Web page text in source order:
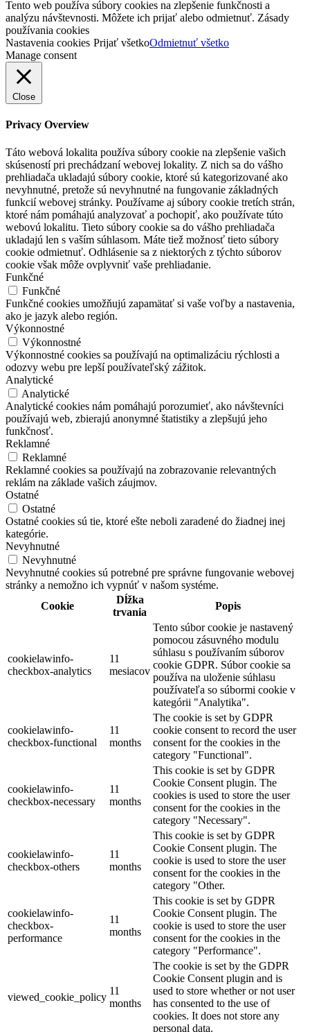
Tento web používa súbory cookies na zlepšenie funkčnosti a
analýzu návštevnosti. Môžete ich prijať alebo odmietnuť. Zásady
používania cookies
Nastavenia cookies Prijať všetkoOdmietnuť všetko
Manage consent
Close
Privacy Overview
Táto webová lokalita používa súbory cookie na zlepšenie vašich
skúseností pri prechádzaní webovej lokality. Z nich sa do vášho
prehliadača ukladajú súbory cookie, ktoré sú kategorizované ako
nevyhnutné, pretože sú nevyhnutné na fungovanie základných
funkcií webovej stránky. Používame aj súbory cookie tretích strán,
ktoré nám pomáhajú analyzovať a pochopiť, ako používate túto
webovú lokalitu. Tieto súbory cookie sa do vášho prehliadača
ukladajú len s vaším súhlasom. Máte tiež možnosť tieto súbory
cookie odmietnuť. Odhlásenie sa z niektorých z týchto súborov
cookie však môže ovplyvniť vaše prehliadanie.
Funkčné
Funkčné
Funkčné cookies umožňujú zapamätať si vaše voľby a nastavenia,
ako je jazyk alebo región.
Výkonnostné
Výkonnostné
Výkonnostné cookies sa používajú na optimalizáciu rýchlosti a
odozvy webu pre lepší používateľský zážitok.
Analytické
Analytické
Analytické cookies nám pomáhajú porozumieť, ako návštevníci
používajú web, zbierajú anonymné štatistiky a zlepšujú jeho
funkčnosť.
Reklamné
Reklamné
Reklamné cookies sa používajú na zobrazovanie relevantných
reklám na základe vašich záujmov.
Ostatné
Ostatné
Ostatné cookies sú tie, ktoré ešte neboli zaradené do žiadnej inej
kategórie.
Nevyhnutné
Nevyhnutné
Nevyhnutné cookies sú potrebné pre správne fungovanie webovej
stránky a nemožno ich vypnúť v našom systéme.
Cookie
Dĺžka
trvania
Popis
cookielawinfo-
checkbox-analytics
11
mesiacov
Tento súbor cookie je nastavený
pomocou zásuvného modulu
súhlasu s používaním súborov
cookie GDPR. Súbor cookie sa
používa na uloženie súhlasu
používateľa so súbormi cookie v
kategórii "Analytika".
cookielawinfo-
checkbox-functional
11
months
The cookie is set by GDPR
cookie consent to record the user
consent for the cookies in the
category "Functional".
cookielawinfo-
checkbox-necessary
11
months
This cookie is set by GDPR
Cookie Consent plugin. The
cookies is used to store the user
consent for the cookies in the
category "Necessary".
cookielawinfo-
checkbox-others
11
months
This cookie is set by GDPR
Cookie Consent plugin. The
cookie is used to store the user
consent for the cookies in the
category "Other.
cookielawinfo-
checkbox-
performance
11
months
This cookie is set by GDPR
Cookie Consent plugin. The
cookie is used to store the user
consent for the cookies in the
category "Performance".
viewed_cookie_policy
11
months
The cookie is set by the GDPR
Cookie Consent plugin and is
used to store whether or not user
has consented to the use of
cookies. It does not store any
personal data.